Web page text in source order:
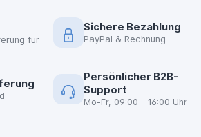
für
Sichere Bezahlung
PayPal & Rechnung
Persönlicher B2B-
Support
Mo-Fr, 09:00 - 16:00 Uhr